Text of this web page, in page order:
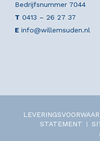
Bedrijfsnummer 7044
T 0413 – 26 27 37
E info@willemsuden.nl
STATEMENT